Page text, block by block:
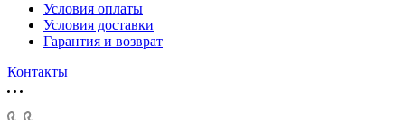
Условия оплаты
Условия доставки
Гарантия и возврат
Контакты